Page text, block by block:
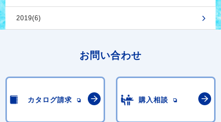
2019(6)
お問い合わせ
カタログ請求 購入相談